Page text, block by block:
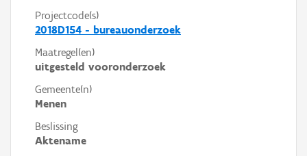
Projectcode(s)
2018D154 - bureauonderzoek
Maatregel(en)
uitgesteld vooronderzoek
Gemeente(n)
Menen
Beslissing
Aktename